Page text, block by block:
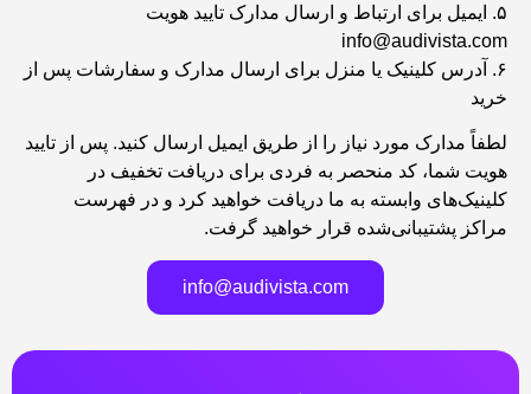
۵. ایمیل برای ارتباط و ارسال مدارک تایید هویت
info@audivista.com
۶. آدرس کلینیک یا منزل برای ارسال مدارک و سفارشات پس از
خرید
لطفاً مدارک مورد نیاز را از طریق ایمیل ارسال کنید. پس از تایید
هویت شما، کد منحصر به فردی برای دریافت تخفیف در
کلینیک‌های وابسته به ما دریافت خواهید کرد و در فهرست
مراکز پشتیبانی‌شده قرار خواهید گرفت.
info@audivista.com